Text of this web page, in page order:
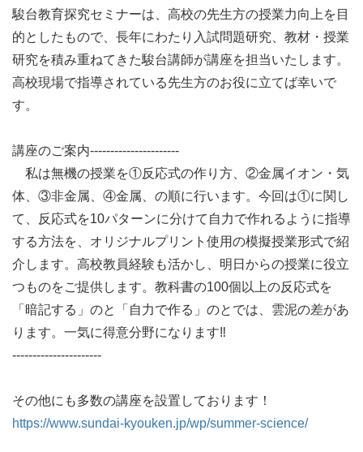
駿台教育探究セミナーは、高校の先生方の授業力向上を目
的としたもので、長年にわたり入試問題研究、教材・授業
研究を積み重ねてきた駿台講師が講座を担当いたします。
高校現場で指導されている先生方のお役に立てば幸いで
す。
講座のご案内----------------------
私は無機の授業を①反応式の作り方、②金属イオン・気
体、③非金属、④金属、の順に行います。今回は①に関し
て、反応式を10パターンに分けて自力で作れるように指導
する方法を、オリジナルプリント使用の模擬授業形式で紹
介します。高校教員経験も活かし、明日からの授業に役立
つものをご提供します。教科書の100個以上の反応式を
「暗記する」のと「自力で作る」のとでは、雲泥の差があ
ります。一気に得意分野になります‼
----------------------
https://www.sundai-kyouken.jp/wp/summer-science/